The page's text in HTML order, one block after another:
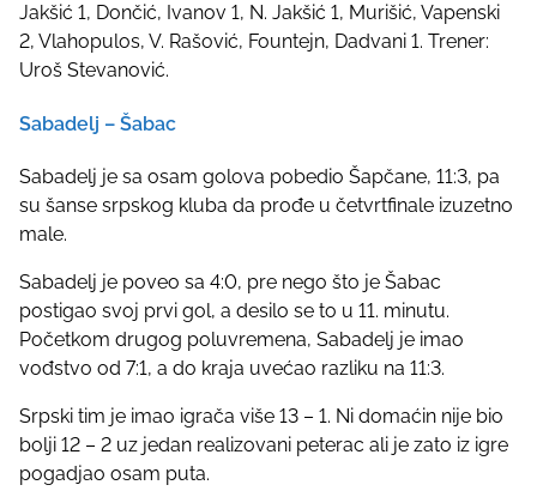
Jakšić 1, Dončić, Ivanov 1, N. Jakšić 1, Murišić, Vapenski
2, Vlahopulos, V. Rašović, Fountejn, Dadvani 1. Trener:
Uroš Stevanović.
Sabadelj – Šabac
Sabadelj je sa osam golova pobedio Šapčane, 11:3, pa
su šanse srpskog kluba da prođe u četvrtfinale izuzetno
male.
Sabadelj je poveo sa 4:0, pre nego što je Šabac
postigao svoj prvi gol, a desilo se to u 11. minutu.
Početkom drugog poluvremena, Sabadelj je imao
vođstvo od 7:1, a do kraja uvećao razliku na 11:3.
Srpski tim je imao igrača više 13 – 1. Ni domaćin nije bio
bolji 12 – 2 uz jedan realizovani peterac ali je zato iz igre
pogadjao osam puta.